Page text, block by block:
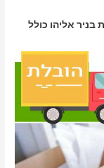
בניר אליהו כולל